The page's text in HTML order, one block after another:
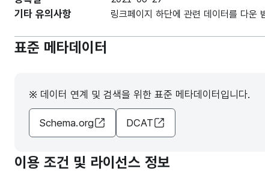
기타 유의사항 링크페이지 하단에 관련 데이터를 다운
표준 메타데이터
※ 데이터 연계 및 검색을 위한 표준 메타데이터입니다.
Schema.org DCAT
이용 조건 및 라이선스 정보